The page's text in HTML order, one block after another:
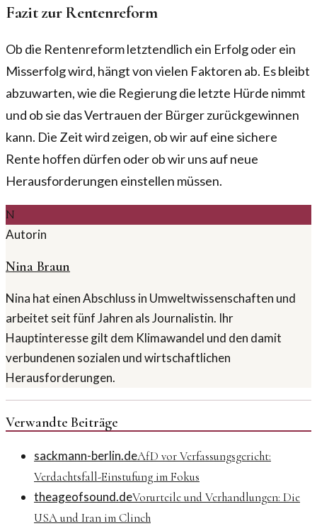
Fazit zur Rentenreform
Ob die Rentenreform letztendlich ein Erfolg oder ein
Misserfolg wird, hängt von vielen Faktoren ab. Es bleibt
abzuwarten, wie die Regierung die letzte Hürde nimmt
und ob sie das Vertrauen der Bürger zurückgewinnen
kann. Die Zeit wird zeigen, ob wir auf eine sichere
Rente hoffen dürfen oder ob wir uns auf neue
Herausforderungen einstellen müssen.
N
Autorin
Nina Braun
Nina hat einen Abschluss in Umweltwissenschaften und
arbeitet seit fünf Jahren als Journalistin. Ihr
Hauptinteresse gilt dem Klimawandel und den damit
verbundenen sozialen und wirtschaftlichen
Herausforderungen.
Verwandte Beiträge
sackmann-berlin.deAfD vor Verfassungsgericht:
Verdachtsfall-Einstufung im Fokus
theageofsound.deVorurteile und Verhandlungen: Die
USA und Iran im Clinch